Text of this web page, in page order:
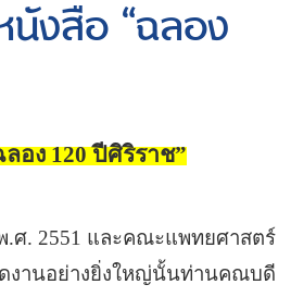
นังสือ “ฉลอง
อง120ปีศิริราช”
.ศ. 2551 และคณะแพทยศาสตร์
งานอย่างยิ่งใหญ่นั้นท่านคณบดี